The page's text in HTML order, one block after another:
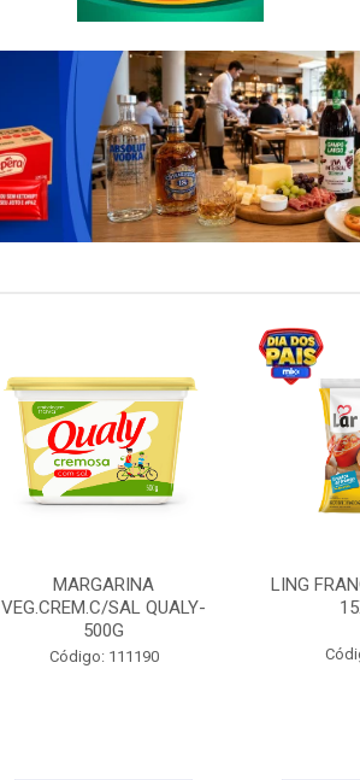
MARGARINA
VEG.CREM.C/SAL QUALY-
500G
Código: 111190
LING